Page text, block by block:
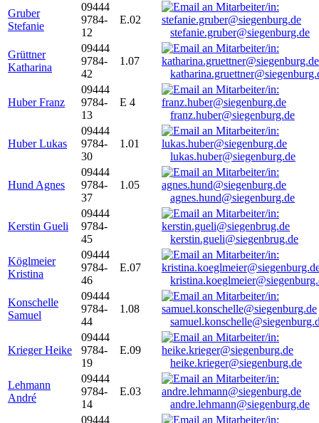
Gruber
Stefanie
09444
9784-
12
E.02
stefanie.gruber@siegenburg.de
Grüttner
Katharina
09444
9784-
42
1.07
Huber Franz
09444
9784-
13
E 4
franz.huber@siegenburg.de
Huber Lukas
09444
9784-
30
1.01
lukas.huber@siegenburg.de
Hund Agnes
09444
9784-
37
1.05
agnes.hund@siegenburg.de
Kerstin Gueli
09444
9784-
45
kerstin.gueli@siegenbrug.de
Köglmeier
Kristina
09444
9784-
46
E.07
Konschelle
Samuel
09444
9784-
44
1.08
Krieger Heike
09444
9784-
19
E.09
heike.krieger@siegenburg.de
Lehmann
André
09444
9784-
14
E.03
andre.lehmann@siegenburg.de
09444